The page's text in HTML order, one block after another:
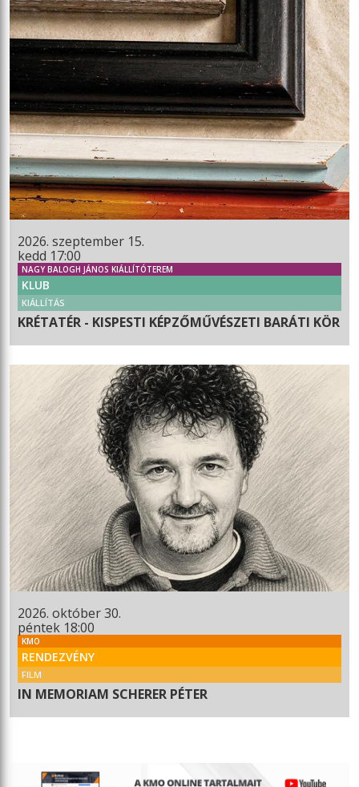
2026. szeptember 15.
kedd 17:00
NAGY BALOGH JÁNOS KIÁLLÍTÓTEREM
KLUB
KIÁLLÍTÁS
KRÉTATÉR - KISPESTI KÉPZŐMŰVÉSZETI BARÁTI KÖR
2026. október 30.
péntek 18:00
KMO
RENDEZVÉNY
FILM
IN MEMORIAM SCHERER PÉTER